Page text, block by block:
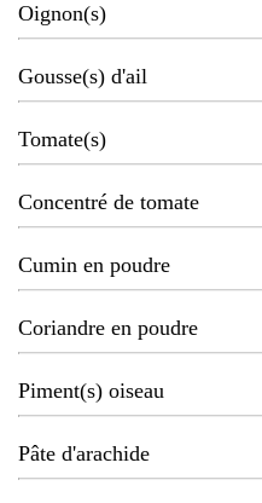
Oignon(s)
Gousse(s) d'ail
Tomate(s)
Concentré de tomate
Cumin en poudre
Coriandre en poudre
Piment(s) oiseau
Pâte d'arachide